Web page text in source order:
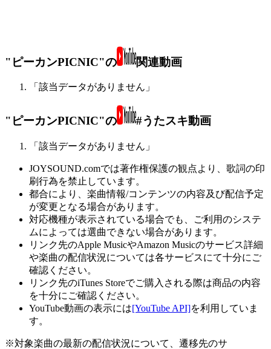
"ピーカンPICNIC"の 関連動画
「該当データがありません」
"ピーカンPICNIC"の #うたスキ動画
「該当データがありません」
JOYSOUND.comでは著作権保護の観点より、歌詞の印
刷行為を禁止しています。
都合により、楽曲情報/コンテンツの内容及び配信予定
が変更となる場合があります。
対応機種が表示されている場合でも、ご利用のシステ
ムによっては選曲できない場合があります。
リンク先のApple MusicやAmazon Musicのサービス詳細
や楽曲の配信状況については各サービスにて十分にご
確認ください。
リンク先のiTunes Storeでご購入される際は商品の内容
を十分にご確認ください。
YouTube動画の表示には[YouTube API]を利用していま
す。
※対象楽曲の最新の配信状況について、遷移先のサ